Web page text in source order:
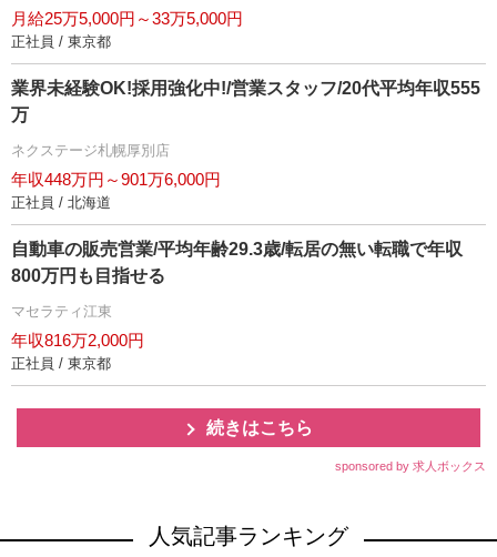
月給25万5,000円～33万5,000円
正社員 / 東京都
業界未経験OK!採用強化中!/営業スタッフ/20代平均年収555
万
ネクステージ札幌厚別店
年収448万円～901万6,000円
正社員 / 北海道
自動車の販売営業/平均年齢29.3歳/転居の無い転職で年収
800万円も目指せる
マセラティ江東
年収816万2,000円
正社員 / 東京都
続きはこちら
sponsored by 求人ボックス
人気記事ランキング